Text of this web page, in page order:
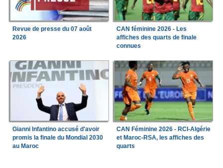
Revue de presse du 07 août
2026
CAN féminine 2026 - Les
affiches des quarts de finale
connues
Gianni Infantino accusé d'avoir
promis la finale du Mondial 2030
au Maroc
CAN Féminine 2026 - RCI-Algérie
et Maroc-RSA, les affiches des
quarts